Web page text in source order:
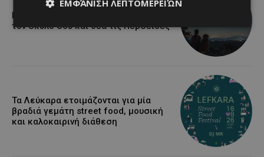
Βραδινή πεζοπορία στον Μαχαιρά με
τον σκύλο σου και θέα τις Περσείδες
Τα Λεύκαρα ετοιμάζονται για μία
βραδιά γεμάτη street food, μουσική
και καλοκαιρινή διάθεση
ΕΜΦΆΝΙΣΗ ΛΕΠΤΟΜΕΡΕΙΏΝ